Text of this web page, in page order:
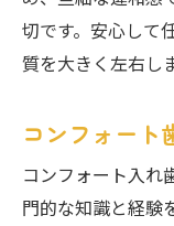
切です。安心して
質を大きく左右し
コンフォート
コンフォート入れ
門的な知識と経験